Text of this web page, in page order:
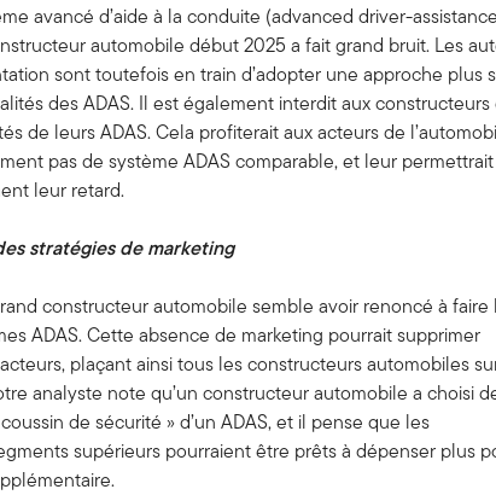
avancé d’aide à la conduite (advanced driver-assistance
automobile début 2025 a fait grand bruit. Les
sont toutefois en train d’adopter une approche plus
des ADAS. Il est également interdit aux constructeurs
de leurs ADAS. Cela profiterait aux acteurs de
pas de système ADAS comparable, et leur
leur retard.
stratégies de marketing
constructeur automobile semble avoir renoncé à faire
ADAS. Cette absence de marketing pourrait supprimer
plaçant ainsi tous les constructeurs automobiles
analyste note qu’un constructeur automobile a choisi
de sécurité » d’un ADAS, et il pense que les
supérieurs pourraient être prêts à dépenser plus